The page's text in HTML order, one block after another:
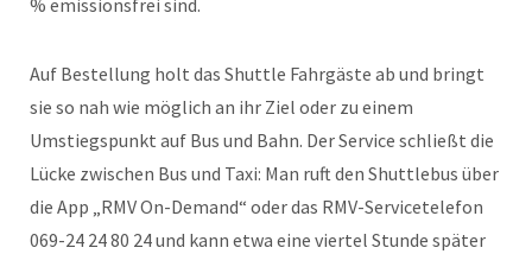
% emissionsfrei sind.
Auf Bestellung holt das Shuttle Fahrgäste ab und bringt
sie so nah wie möglich an ihr Ziel oder zu einem
Umstiegspunkt auf Bus und Bahn. Der Service schließt die
Lücke zwischen Bus und Taxi: Man ruft den Shuttlebus über
die App „RMV On-Demand“ oder das RMV-Servicetelefon
069-24 24 80 24 und kann etwa eine viertel Stunde später